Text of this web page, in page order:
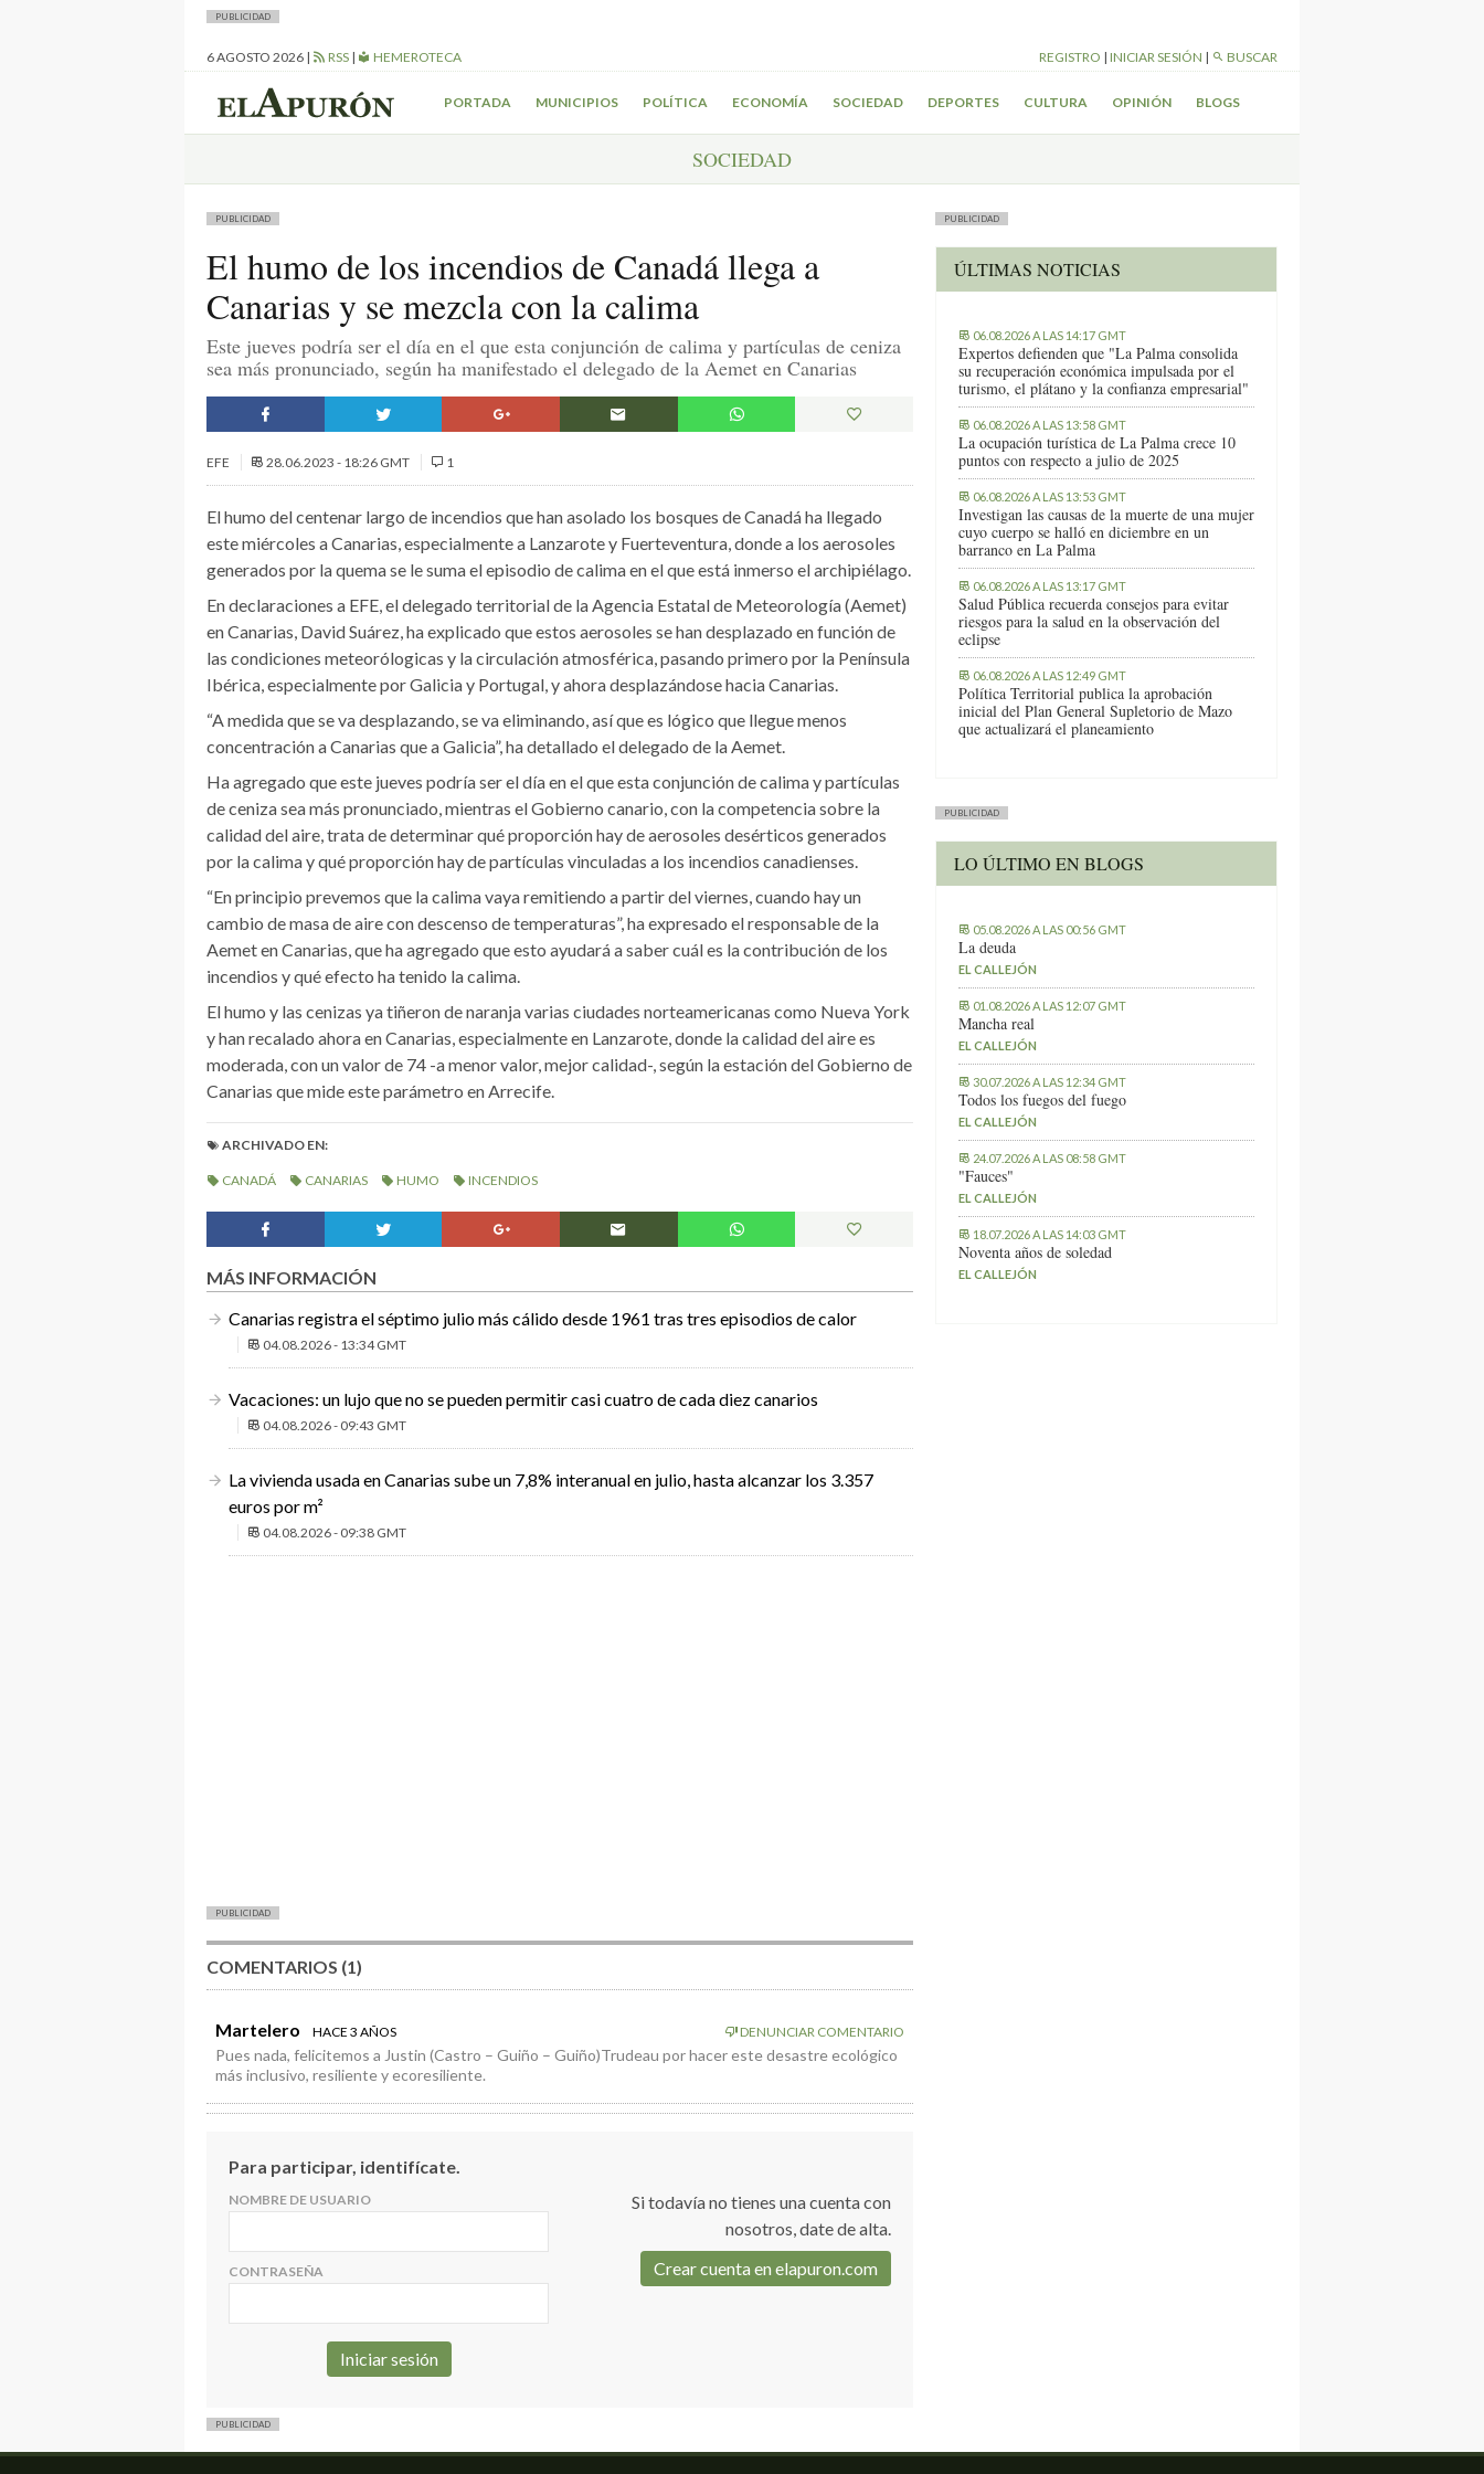
PUBLICIDAD
6 AGOSTO 2026 | RSS | HEMEROTECA REGISTRO | INICIAR SESIÓN | BUSCAR
PORTADA MUNICIPIOS POLÍTICA ECONOMÍA SOCIEDAD DEPORTES CULTURA OPINIÓN BLOGS
SOCIEDAD
PUBLICIDAD
El humo de los incendios de Canadá llega a
Canarias y se mezcla con la calima
Este jueves podría ser el día en el que esta conjunción de calima y partículas de ceniza
sea más pronunciado, según ha manifestado el delegado de la Aemet en Canarias
EFE 28.06.2023 - 18:26 GMT 1
El humo del centenar largo de incendios que han asolado los bosques de Canadá ha llegado
este miércoles a Canarias, especialmente a Lanzarote y Fuerteventura, donde a los aerosoles
generados por la quema se le suma el episodio de calima en el que está inmerso el archipiélago.
En declaraciones a EFE, el delegado territorial de la Agencia Estatal de Meteorología (Aemet)
en Canarias, David Suárez, ha explicado que estos aerosoles se han desplazado en función de
las condiciones meteorólogicas y la circulación atmosférica, pasando primero por la Península
Ibérica, especialmente por Galicia y Portugal, y ahora desplazándose hacia Canarias.
“A medida que se va desplazando, se va eliminando, así que es lógico que llegue menos
concentración a Canarias que a Galicia”, ha detallado el delegado de la Aemet.
Ha agregado que este jueves podría ser el día en el que esta conjunción de calima y partículas
de ceniza sea más pronunciado, mientras el Gobierno canario, con la competencia sobre la
calidad del aire, trata de determinar qué proporción hay de aerosoles desérticos generados
por la calima y qué proporción hay de partículas vinculadas a los incendios canadienses.
“En principio prevemos que la calima vaya remitiendo a partir del viernes, cuando hay un
cambio de masa de aire con descenso de temperaturas”, ha expresado el responsable de la
Aemet en Canarias, que ha agregado que esto ayudará a saber cuál es la contribución de los
incendios y qué efecto ha tenido la calima.
El humo y las cenizas ya tiñeron de naranja varias ciudades norteamericanas como Nueva York
y han recalado ahora en Canarias, especialmente en Lanzarote, donde la calidad del aire es
moderada, con un valor de 74 -a menor valor, mejor calidad-, según la estación del Gobierno de
Canarias que mide este parámetro en Arrecife.
ARCHIVADO EN:
CANADÁ CANARIAS HUMO INCENDIOS
MÁS INFORMACIÓN
Canarias registra el séptimo julio más cálido desde 1961 tras tres episodios de calor
04.08.2026 - 13:34 GMT
Vacaciones: un lujo que no se pueden permitir casi cuatro de cada diez canarios
04.08.2026 - 09:43 GMT
La vivienda usada en Canarias sube un 7,8% interanual en julio, hasta alcanzar los 3.357
euros por m²
04.08.2026 - 09:38 GMT
PUBLICIDAD
COMENTARIOS (1)
Martelero HACE 3 AÑOS DENUNCIAR COMENTARIO
Pues nada, felicitemos a Justin (Castro – Guiño – Guiño)Trudeau por hacer este desastre ecológico
más inclusivo, resiliente y ecoresiliente.
Para participar, identifícate.
NOMBRE DE USUARIO
CONTRASEÑA
Si todavía no tienes una cuenta con
nosotros, date de alta.
Crear cuenta en elapuron.com
PUBLICIDAD
ÚLTIMAS NOTICIAS
06.08.2026 A LAS 14:17 GMT
Expertos defienden que "La Palma consolida
su recuperación económica impulsada por el
turismo, el plátano y la confianza empresarial"
06.08.2026 A LAS 13:58 GMT
La ocupación turística de La Palma crece 10
puntos con respecto a julio de 2025
06.08.2026 A LAS 13:53 GMT
Investigan las causas de la muerte de una mujer
cuyo cuerpo se halló en diciembre en un
barranco en La Palma
06.08.2026 A LAS 13:17 GMT
Salud Pública recuerda consejos para evitar
riesgos para la salud en la observación del
eclipse
06.08.2026 A LAS 12:49 GMT
Política Territorial publica la aprobación
inicial del Plan General Supletorio de Mazo
que actualizará el planeamiento
PUBLICIDAD
LO ÚLTIMO EN BLOGS
05.08.2026 A LAS 00:56 GMT
La deuda
EL CALLEJÓN
01.08.2026 A LAS 12:07 GMT
Mancha real
EL CALLEJÓN
30.07.2026 A LAS 12:34 GMT
Todos los fuegos del fuego
EL CALLEJÓN
24.07.2026 A LAS 08:58 GMT
"Fauces"
EL CALLEJÓN
18.07.2026 A LAS 14:03 GMT
Noventa años de soledad
EL CALLEJÓN
PUBLICIDAD